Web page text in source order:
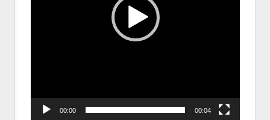
00:00 00:04